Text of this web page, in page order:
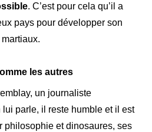
. C’est pour cela qu’il a
pays pour développer son
les autres
un journaliste
parle, il reste humble et il est
philosophie et dinosaures, ses